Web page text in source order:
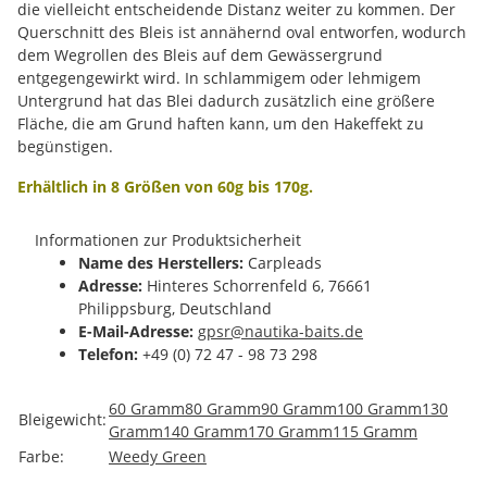
die vielleicht entscheidende Distanz weiter zu kommen. Der
Querschnitt des Bleis ist annähernd oval entworfen, wodurch
dem Wegrollen des Bleis auf dem Gewässergrund
entgegengewirkt wird. In schlammigem oder lehmigem
Untergrund hat das Blei dadurch zusätzlich eine größere
Fläche, die am Grund haften kann, um den Hakeffekt zu
begünstigen.
Erhältlich in 8 Größen von 60g bis 170g.
Informationen zur Produktsicherheit
Name des Herstellers: Carpleads
Adresse: Hinteres Schorrenfeld 6, 76661
Philippsburg, Deutschland
E-Mail-Adresse: gpsr@nautika-baits.de
Telefon: +49 (0) 72 47 - 98 73 298
Produkteigenschaft
Bleigewicht:
60 Gramm80 Gramm90 Gramm100 Gramm130
Gramm140 Gramm170 Gramm115 Gramm
Farbe:
Weedy Green